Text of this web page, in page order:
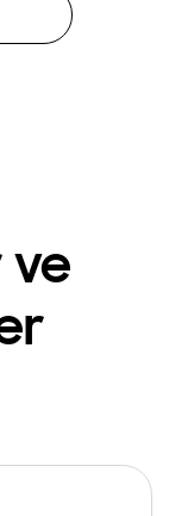
ve